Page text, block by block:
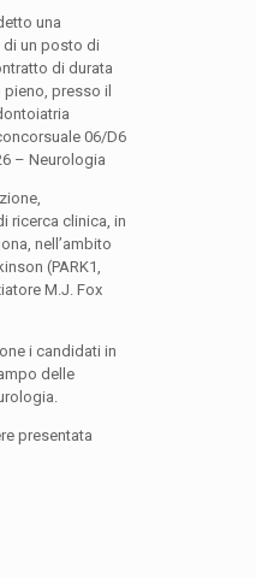
una
di un posto di
di durata
presso il
06/D6
– Neurologia
ricerca clinica, in
nell’ambito
(PARK1,
M.J. Fox
i candidati in
delle
presentata